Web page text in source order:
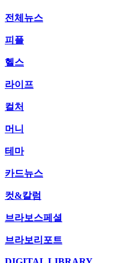
전체뉴스
피플
헬스
라이프
컬처
머니
테마
카드뉴스
컷&칼럼
브라보스페셜
브라보리포트